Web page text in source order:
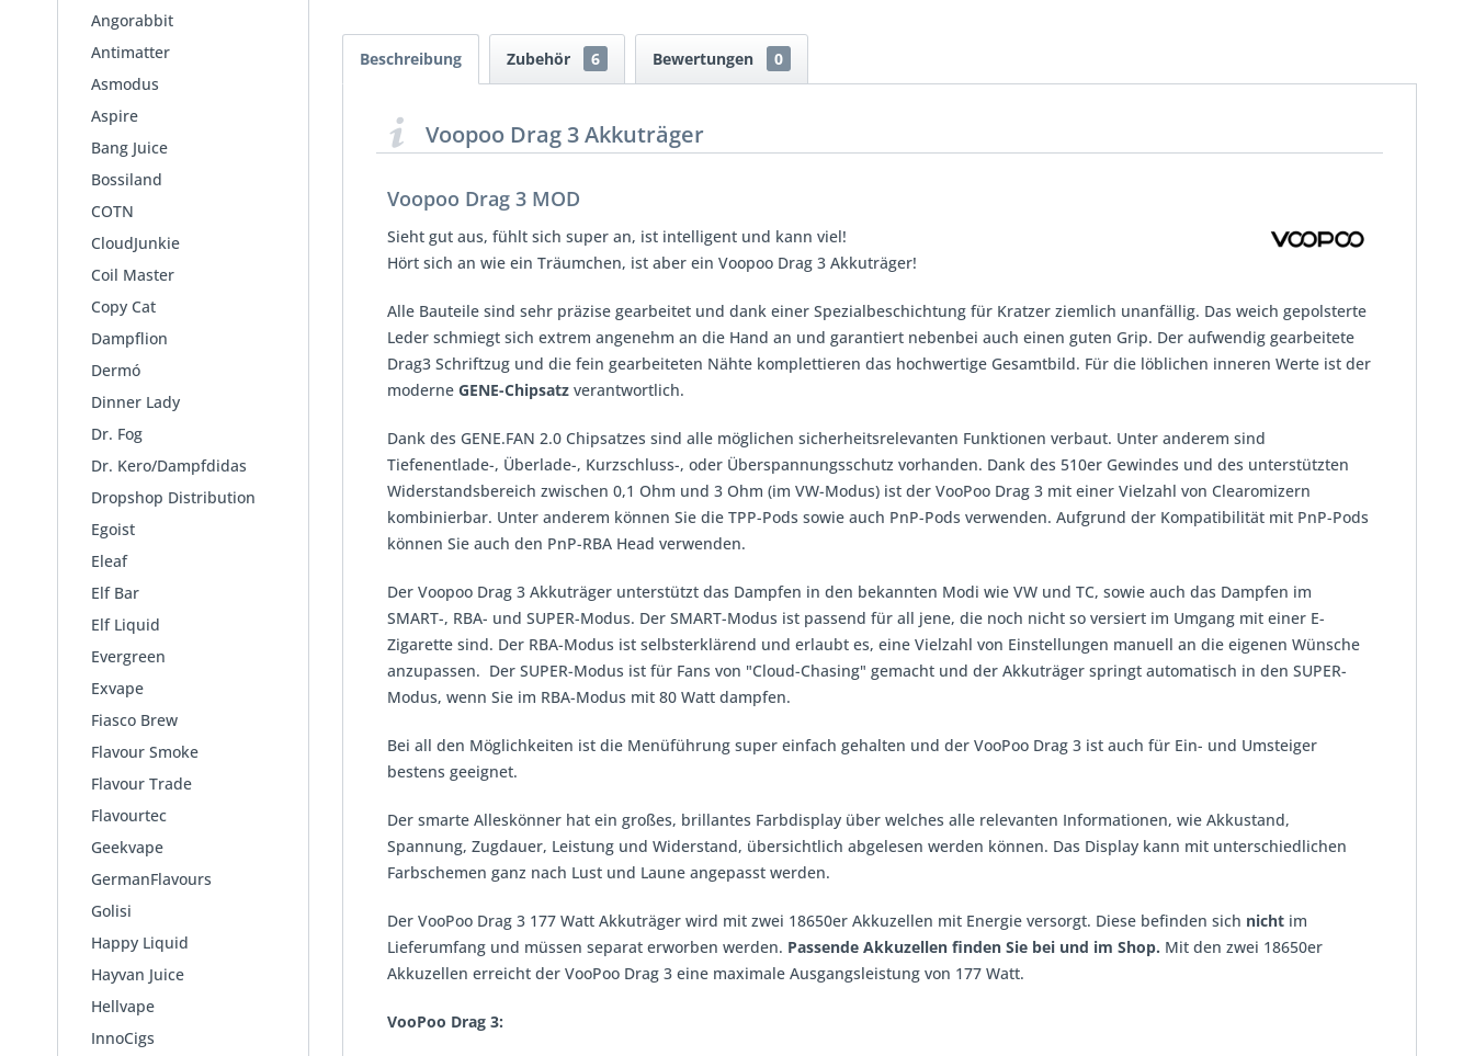
Angorabbit
Antimatter
Asmodus
Aspire
Bang Juice
Bossiland
COTN
CloudJunkie
Coil Master
Copy Cat
Dampflion
Dermó
Dinner Lady
Dr. Fog
Dr. Kero/Dampfdidas
Dropshop Distribution
Egoist
Eleaf
Elf Bar
Elf Liquid
Evergreen
Exvape
Fiasco Brew
Flavour Smoke
Flavour Trade
Flavourtec
Geekvape
GermanFlavours
Golisi
Happy Liquid
Hayvan Juice
Hellvape
InnoCigs
Beschreibung Zubehör 6 Bewertungen 0
Voopoo Drag 3 Akkuträger
Voopoo Drag 3 MOD
Sieht gut aus, fühlt sich super an, ist intelligent und kann viel!
Hört sich an wie ein Träumchen, ist aber ein Voopoo Drag 3 Akkuträger!
Alle Bauteile sind sehr präzise gearbeitet und dank einer Spezialbeschichtung für Kratzer ziemlich unanfällig. Das weich gepolsterte
Leder schmiegt sich extrem angenehm an die Hand an und garantiert nebenbei auch einen guten Grip. Der aufwendig gearbeitete
Drag3 Schriftzug und die fein gearbeiteten Nähte komplettieren das hochwertige Gesamtbild. Für die löblichen inneren Werte ist der
moderne GENE-Chipsatz verantwortlich.
Dank des GENE.FAN 2.0 Chipsatzes sind alle möglichen sicherheitsrelevanten Funktionen verbaut. Unter anderem sind
Tiefenentlade-, Überlade-, Kurzschluss-, oder Überspannungsschutz vorhanden. Dank des 510er Gewindes und des unterstützten
Widerstandsbereich zwischen 0,1 Ohm und 3 Ohm (im VW-Modus) ist der VooPoo Drag 3 mit einer Vielzahl von Clearomizern
kombinierbar. Unter anderem können Sie die TPP-Pods sowie auch PnP-Pods verwenden. Aufgrund der Kompatibilität mit PnP-Pods
können Sie auch den PnP-RBA Head verwenden.
Der Voopoo Drag 3 Akkuträger unterstützt das Dampfen in den bekannten Modi wie VW und TC, sowie auch das Dampfen im
SMART-, RBA- und SUPER-Modus. Der SMART-Modus ist passend für all jene, die noch nicht so versiert im Umgang mit einer E-
Zigarette sind. Der RBA-Modus ist selbsterklärend und erlaubt es, eine Vielzahl von Einstellungen manuell an die eigenen Wünsche
anzupassen. Der SUPER-Modus ist für Fans von "Cloud-Chasing" gemacht und der Akkuträger springt automatisch in den SUPER-
Modus, wenn Sie im RBA-Modus mit 80 Watt dampfen.
Bei all den Möglichkeiten ist die Menüführung super einfach gehalten und der VooPoo Drag 3 ist auch für Ein- und Umsteiger
bestens geeignet.
Der smarte Alleskönner hat ein großes, brillantes Farbdisplay über welches alle relevanten Informationen, wie Akkustand,
Spannung, Zugdauer, Leistung und Widerstand, übersichtlich abgelesen werden können. Das Display kann mit unterschiedlichen
Farbschemen ganz nach Lust und Laune angepasst werden.
Der VooPoo Drag 3 177 Watt Akkuträger wird mit zwei 18650er Akkuzellen mit Energie versorgt. Diese befinden sich nicht im
Lieferumfang und müssen separat erworben werden. Passende Akkuzellen finden Sie bei und im Shop. Mit den zwei 18650er
Akkuzellen erreicht der VooPoo Drag 3 eine maximale Ausgangsleistung von 177 Watt.
VooPoo Drag 3: